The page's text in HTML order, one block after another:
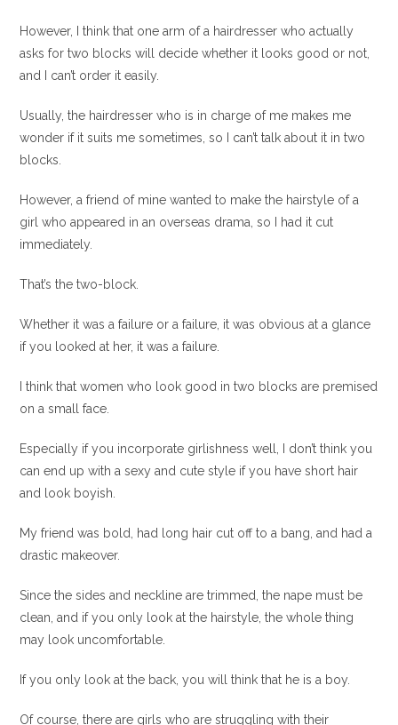
However, I think that one arm of a hairdresser who actually
asks for two blocks will decide whether it looks good or not,
and I can’t order it easily.
Usually, the hairdresser who is in charge of me makes me
wonder if it suits me sometimes, so I can’t talk about it in two
blocks.
However, a friend of mine wanted to make the hairstyle of a
girl who appeared in an overseas drama, so I had it cut
immediately.
That’s the two-block.
Whether it was a failure or a failure, it was obvious at a glance
if you looked at her, it was a failure.
I think that women who look good in two blocks are premised
on a small face.
Especially if you incorporate girlishness well, I don’t think you
can end up with a sexy and cute style if you have short hair
and look boyish.
My friend was bold, had long hair cut off to a bang, and had a
drastic makeover.
Since the sides and neckline are trimmed, the nape must be
clean, and if you only look at the hairstyle, the whole thing
may look uncomfortable.
If you only look at the back, you will think that he is a boy.
Of course, there are girls who are struggling with their